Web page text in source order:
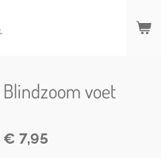
Blindzoom voet
€ 7,95